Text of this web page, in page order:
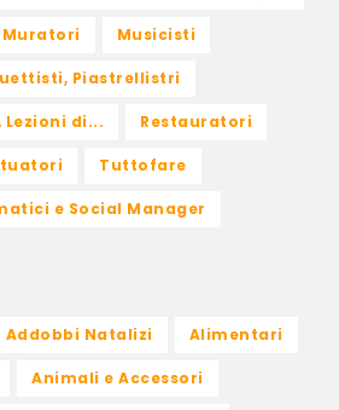
Muratori Musicisti
Piastrellistri
Lezioni di... Restauratori
Tuttofare
e Social Manager
Addobbi Natalizi Alimentari
Animali e Accessori